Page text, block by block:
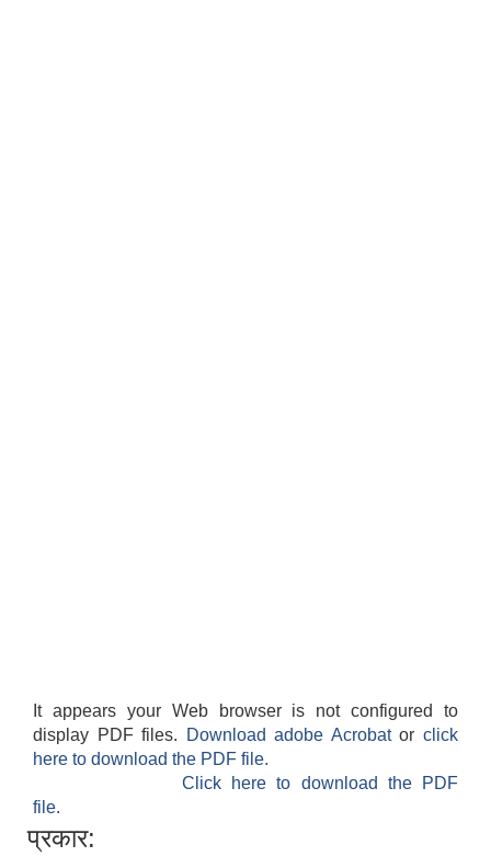
It appears your Web browser is not configured to
display PDF files.
Download adobe Acrobatorclick
here to download the PDF file.
Click here to download the PDF
file.
प्रकार: